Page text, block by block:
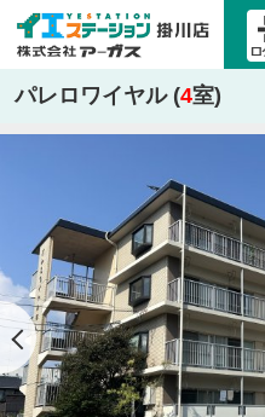
パレロワイヤル (4室)